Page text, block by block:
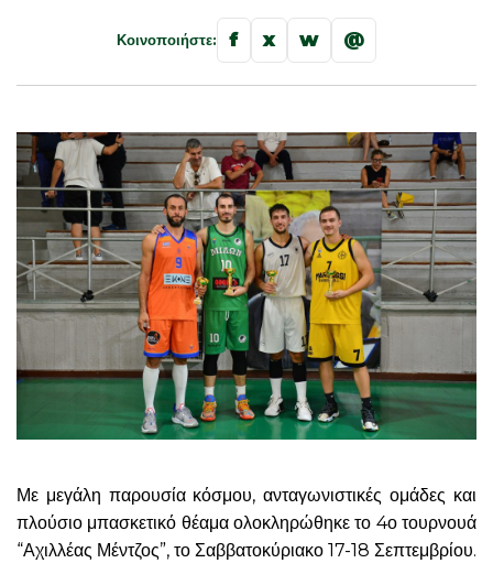
Κοινοποιήστε: f x w @
Με μεγάλη παρουσία κόσμου, ανταγωνιστικές ομάδες και
πλούσιο μπασκετικό θέαμα ολοκληρώθηκε το 4ο τουρνουά
“Αχιλλέας Μέντζος”, το Σαββατοκύριακο 17-18 Σεπτεμβρίου.